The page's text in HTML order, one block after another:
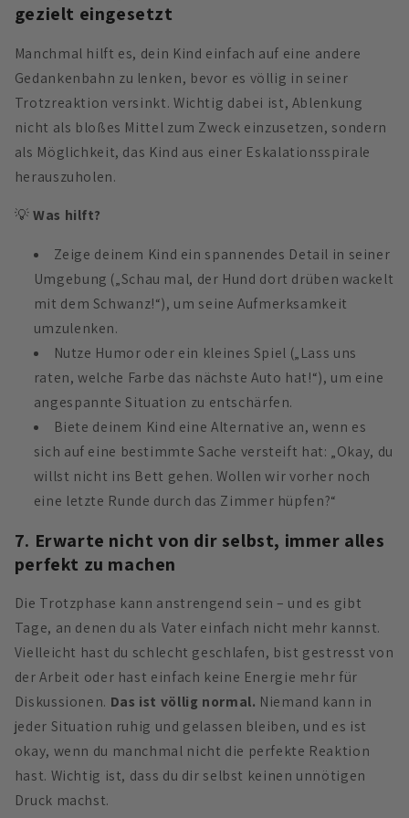
gezielt eingesetzt
Manchmal hilft es, dein Kind einfach auf eine andere
Gedankenbahn zu lenken, bevor es völlig in seiner
Trotzreaktion versinkt. Wichtig dabei ist, Ablenkung
nicht als bloßes Mittel zum Zweck einzusetzen, sondern
als Möglichkeit, das Kind aus einer Eskalationsspirale
herauszuholen.
💡Was hilft?
Zeige deinem Kind ein spannendes Detail in seiner
Umgebung („Schau mal, der Hund dort drüben wackelt
mit dem Schwanz!“), um seine Aufmerksamkeit
umzulenken.
Nutze Humor oder ein kleines Spiel („Lass uns
raten, welche Farbe das nächste Auto hat!“), um eine
angespannte Situation zu entschärfen.
Biete deinem Kind eine Alternative an, wenn es
sich auf eine bestimmte Sache versteift hat: „Okay, du
willst nicht ins Bett gehen. Wollen wir vorher noch
eine letzte Runde durch das Zimmer hüpfen?“
7. Erwarte nicht von dir selbst, immer alles
perfekt zu machen
Die Trotzphase kann anstrengend sein – und es gibt
Tage, an denen du als Vater einfach nicht mehr kannst.
Vielleicht hast du schlecht geschlafen, bist gestresst von
der Arbeit oder hast einfach keine Energie mehr für
Diskussionen. Das ist völlig normal. Niemand kann in
jeder Situation ruhig und gelassen bleiben, und es ist
okay, wenn du manchmal nicht die perfekte Reaktion
hast. Wichtig ist, dass du dir selbst keinen unnötigen
Druck machst.